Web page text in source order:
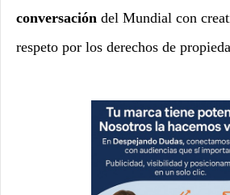
conversación del Mundial con
respeto por los derechos de